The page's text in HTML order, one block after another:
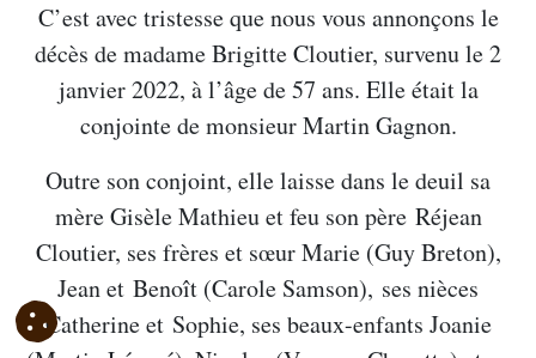
C’est avec tristesse que nous vous annonçons le
décès de madame Brigitte Cloutier, survenu le 2
janvier 2022, à l’âge de 57 ans. Elle était la
conjointe de monsieur Martin Gagnon.
Outre son conjoint, elle laisse dans le deuil sa
mère Gisèle Mathieu et feu son père Réjean
Cloutier, ses frères et sœur Marie (Guy Breton),
Jean et Benoît (Carole Samson), ses nièces
Catherine et Sophie, ses beaux-enfants Joanie